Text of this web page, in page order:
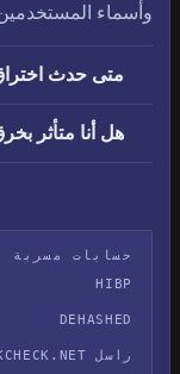
وأسماء المستخدمين.
متى حدث اختراق ShortEdition؟
هل أنا متأثر بخرق ShortEdition؟
حسابات مسربة
HIBP
DEHASHED
راسل LEAKCHECK.NET